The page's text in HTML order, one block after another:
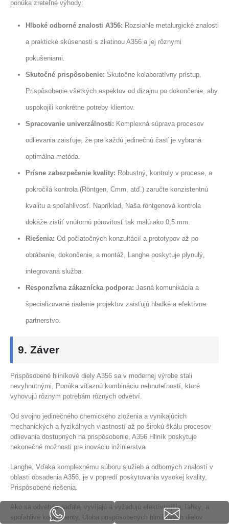
ponúka zreteľné výhody:
Hlboké odborné znalosti A356: Rozsiahle metalurgické znalosti
a praktické skúsenosti s zliatinou A356 a jej rôznymi
pokušeniami.
Skutočné prispôsobenie: Skutočne kolaboratívny prístup,
Prispôsobenie všetkých aspektov od dizajnu po dokončenie, aby
uspokojili konkrétne potreby klientov.
Spracovanie univerzálnosti: Komplexná súprava procesov
odlievania zaisťuje, že pre každú jedinečnú časť je vybraná
optimálna metóda.
Prísne zabezpečenie kvality: Robustný, kontroly v procese, a
pokročilá kontrola (Röntgen, Cmm, atď.) zaručte konzistentnú
kvalitu a spoľahlivosť. Napríklad, Naša röntgenová kontrola
dokáže zistiť vnútornú pórovitosť tak malú ako 0,5 mm.
Riešenia: Od počiatočných konzultácií a prototypov až po
obrábanie, dokončenie, a montáž, Langhe poskytuje plynulý,
integrovaná služba.
Responzívna zákaznícka podpora: Jasná komunikácia a
špecializované riadenie projektov zaisťujú hladké a efektívne
partnerstvo.
9. Záver
Prispôsobené hliníkové diely A356 sa v modernej výrobe stali
nevyhnutnými, Ponúka víťaznú kombináciu nehnuteľností, ktoré
vyhovujú rôznym potrebám rôznych odvetví.
Od svojho jedinečného chemického zloženia a vynikajúcich
mechanických a fyzikálnych vlastností až po širokú škálu procesov
odlievania dostupných na prispôsobenie, A356 Hliník poskytuje
nekonečné možnosti pre inováciu inžinierstva.
Langhe, Vďaka komplexnému súboru služieb a odborných znalostí v
oblasti obsadenia A356, je v popredí poskytovania vysokej kvality,
Prispôsobené riešenia.
Ako sa odvetvia naďalej vyvíjajú a vyžadujú efektívnejšie, ľahký, a
spoľahlivé komponenty, Úloha prispôsobených hliníkových dielov